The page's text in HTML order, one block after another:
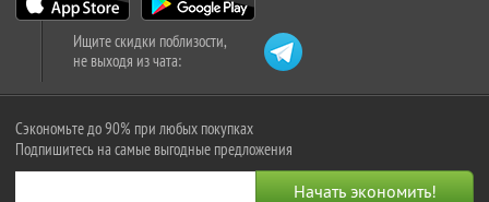
Ищите скидки поблизости,
не выходя из чата:
Сэкономьте до 90% при любых покупках
Подпишитесь на самые выгодные предложения